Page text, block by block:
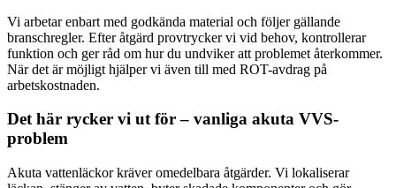
Vi arbetar enbart med godkända material och följer gällande
branschregler. Efter åtgärd provtrycker vi vid behov, kontrollerar
funktion och ger råd om hur du undviker att problemet återkommer.
När det är möjligt hjälper vi även till med ROT-avdrag på
arbetskostnaden.
Det här rycker vi ut för – vanliga akuta VVS-
problem
Akuta vattenläckor kräver omedelbara åtgärder. Vi lokaliserar